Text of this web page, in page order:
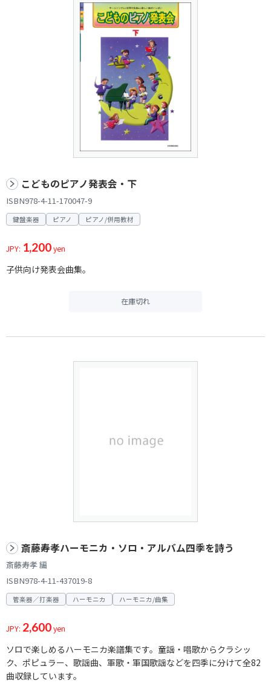
こどものピアノ発表会・下
ISBN978-4-11-170047-9
鍵盤楽器 ピアノ ピアノ/併用教材
JPY: 1,200yen
子供向け発表会曲集。
在庫切れ
斎藤寿孝ハーモニカ・ソロ・アルバム四季を詩う
斎藤寿孝 編
ISBN978-4-11-437019-8
管楽器／打楽器 ハーモニカ ハーモニカ/曲集
JPY: 2,600yen
ソロで楽しめるハーモニカ楽譜集です。童謡・唱歌からクラシッ
ク、ポピュラー、歌謡曲、軍歌・軍国歌謡などを四季に分けて全82
曲収録しています。